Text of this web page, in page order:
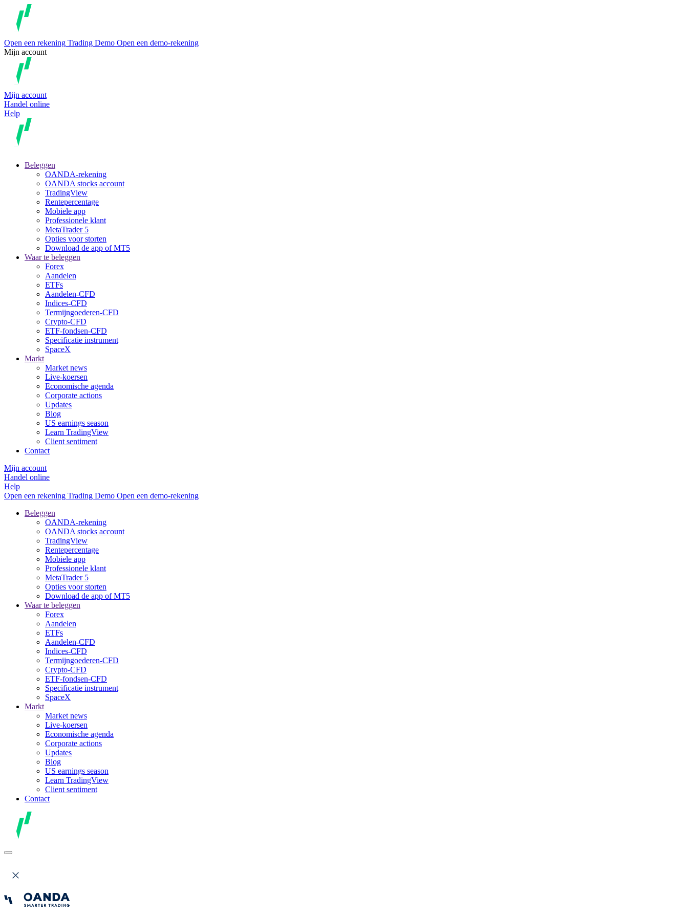
Open een rekening Trading Demo Open een demo-rekening
Mijn account
Mijn account
Handel online
Help
Beleggen
OANDA-rekening
OANDA stocks account
TradingView
Rentepercentage
Mobiele app
Professionele klant
MetaTrader 5
Opties voor storten
Download de app of MT5
Waar te beleggen
Forex
Aandelen
ETFs
Aandelen-CFD
Indices-CFD
Termijngoederen-CFD
Crypto-CFD
ETF-fondsen-CFD
Specificatie instrument
SpaceX
Markt
Market news
Live-koersen
Economische agenda
Corporate actions
Updates
Blog
US earnings season
Learn TradingView
Client sentiment
Contact
Mijn account
Handel online
Help
Open een rekening Trading Demo Open een demo-rekening
Beleggen
OANDA-rekening
OANDA stocks account
TradingView
Rentepercentage
Mobiele app
Professionele klant
MetaTrader 5
Opties voor storten
Download de app of MT5
Waar te beleggen
Forex
Aandelen
ETFs
Aandelen-CFD
Indices-CFD
Termijngoederen-CFD
Crypto-CFD
ETF-fondsen-CFD
Specificatie instrument
SpaceX
Markt
Market news
Live-koersen
Economische agenda
Corporate actions
Updates
Blog
US earnings season
Learn TradingView
Client sentiment
Contact